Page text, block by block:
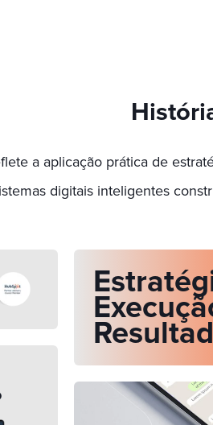
a aplicação prática de
digitais inteligentes